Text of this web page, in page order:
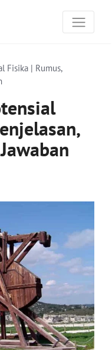
Fisika | Rumus,